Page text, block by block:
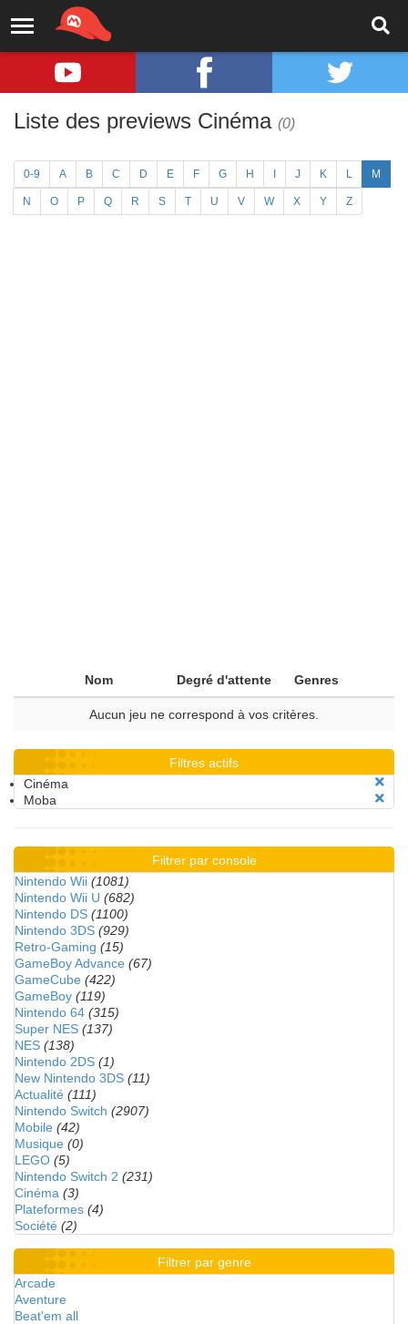
Liste des previews Cinéma (0)
0-9 A B C D E F G H J K L M
N O P Q R S T U V W X Y Z
Nom Degré d'attente Genres
Aucun jeu ne correspond à vos critères.
Filtres actifs
Cinéma
Moba
Filtrer par console
Nintendo Wii (1081)
Nintendo Wii U (682)
Nintendo DS (1100)
Nintendo 3DS (929)
Retro-Gaming (15)
GameBoy Advance (67)
GameCube (422)
GameBoy (119)
Nintendo 64 (315)
Super NES (137)
NES (138)
Nintendo 2DS (1)
New Nintendo 3DS (11)
Actualité (111)
Nintendo Switch (2907)
Mobile (42)
Musique (0)
LEGO (5)
Nintendo Switch 2 (231)
Cinéma (3)
Plateformes (4)
Société (2)
Filtrer par genre
Arcade
Aventure
Beat'em all